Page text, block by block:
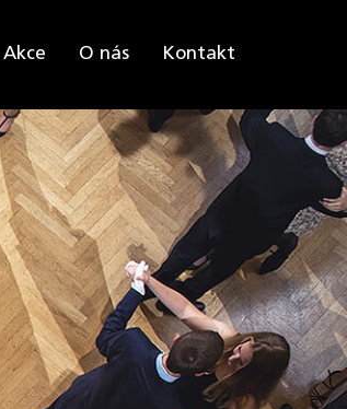
Akce O nás Kontakt